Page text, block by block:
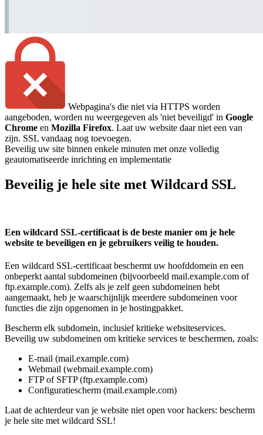
Webpagina's die niet via HTTPS worden
aangeboden, worden nu weergegeven als 'niet beveiligd' in Google
Chrome en Mozilla Firefox. Laat uw website daar niet een van
zijn. SSL vandaag nog toevoegen.
Beveilig uw site binnen enkele minuten met onze volledig
geautomatiseerde inrichting en implementatie
Beveilig je hele site met Wildcard SSL
Een wildcard SSL-certificaat is de beste manier om je hele
website te beveiligen en je gebruikers veilig te houden.
Een wildcard SSL-certificaat beschermt uw hoofddomein en een
onbeperkt aantal subdomeinen (bijvoorbeeld mail.example.com of
ftp.example.com). Zelfs als je zelf geen subdomeinen hebt
aangemaakt, heb je waarschijnlijk meerdere subdomeinen voor
functies die zijn opgenomen in je hostingpakket.
Bescherm elk subdomein, inclusief kritieke websiteservices.
Beveilig uw subdomeinen om kritieke services te beschermen, zoals:
E-mail (mail.example.com)
Webmail (webmail.example.com)
FTP of SFTP (ftp.example.com)
Configuratiescherm (mail.example.com)
Laat de achterdeur van je website niet open voor hackers: bescherm
je hele site met wildcard SSL!